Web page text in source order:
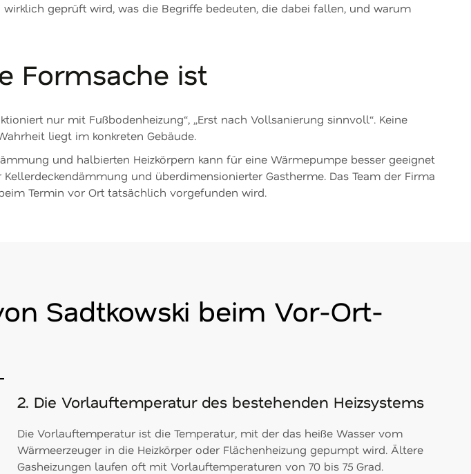
geprüft wird, was die Begriffe bedeuten, die dabei fallen, und warum
Formsache ist
nur mit Fußbodenheizung“, „Erst nach Vollsanierung sinnvoll“. Keine
liegt im konkreten Gebäude.
und halbierten Heizkörpern kann für eine Wärmepumpe besser geeignet
und überdimensionierter Gastherme. Das Team der Firma
Termin vor Ort tatsächlich vorgefunden wird.
Sadtkowski beim Vor-Ort-
2. Die Vorlauftemperatur des bestehenden Heizsystems
Die Vorlauftemperatur ist die Temperatur, mit der das heiße Wasser vom
Wärmeerzeuger in die Heizkörper oder Flächenheizung gepumpt wird. Ältere
Gasheizungen laufen oft mit Vorlauftemperaturen von 70 bis 75 Grad.